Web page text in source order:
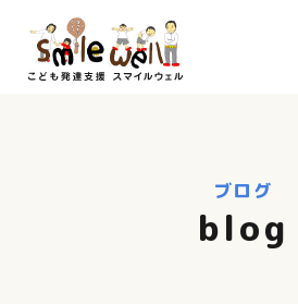
ブログ
blog